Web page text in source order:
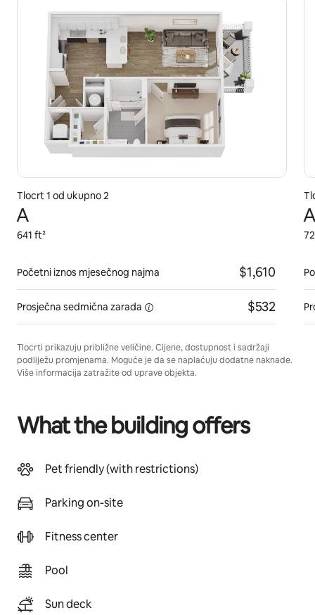
Tlocrt 1 od ukupno 2
A
641 ft²
Početni iznos mjesečnog najma $1,610
Prosječna sedmična zarada $532
Tlocrti prikazuju približne veličine. Cijene, dostupnost i sadržaji
podliježu promjenama. Moguće je da se naplaćuju dodatne naknade.
Više informacija zatražite od uprave objekta.
What the building offers
Pet friendly (with restrictions)
Parking on-site
Fitness center
Pool
Sun deck